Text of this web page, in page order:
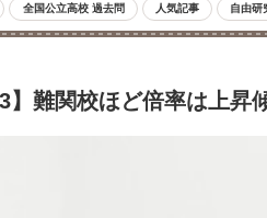
全国公立高校 過去問 人気記事 自由研
】難関校ほど倍率は上